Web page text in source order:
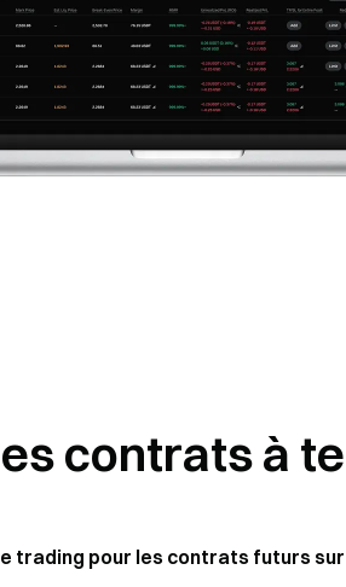
contrats à
trading pour les contrats futurs